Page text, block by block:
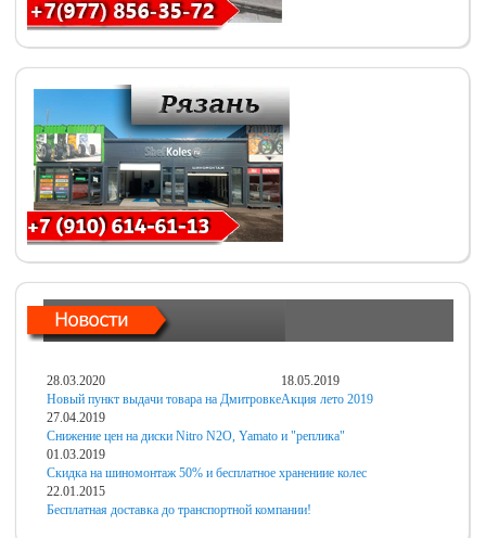
28.03.2020
Новый пункт выдачи товара на Дмитровке
18.05.2019
Акция лето 2019
27.04.2019
Снижение цен на диски Nitro N2O, Yamato и "реплика"
01.03.2019
Скидка на шиномонтаж 50% и бесплатное хранениие колес
22.01.2015
Бесплатная доставка до транспортной компании!